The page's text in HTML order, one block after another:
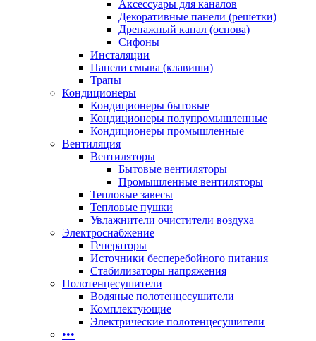
Аксессуары для каналов
Декоративные панели (решетки)
Дренажный канал (основа)
Сифоны
Инсталяции
Панели смыва (клавиши)
Трапы
Кондиционеры
Кондиционеры бытовые
Кондиционеры полупромышленные
Кондиционеры промышленные
Вентиляция
Вентиляторы
Бытовые вентиляторы
Промышленные вентиляторы
Тепловые завесы
Тепловые пушки
Увлажнители очистители воздуха
Электроснабжение
Генераторы
Источники бесперебойного питания
Стабилизаторы напряжения
Полотенцесушители
Водяные полотенцесушители
Комплектующие
Электрические полотенцесушители
•••